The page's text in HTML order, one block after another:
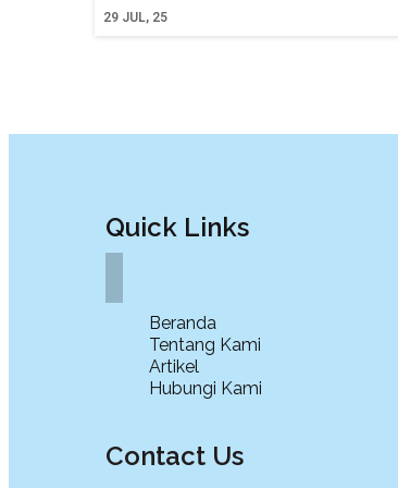
29 JUL, 25
Quick Links
Beranda
Tentang Kami
Artikel
Hubungi Kami
Contact Us